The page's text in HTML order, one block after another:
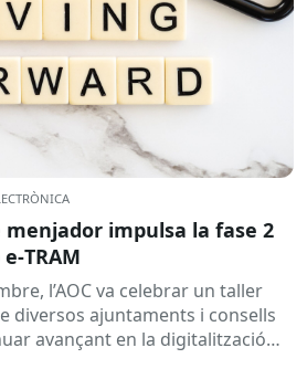
menjador impulsa la fase 2
l’AOC va celebrar un taller
diversos ajuntaments i consells
avançant en la digitalització